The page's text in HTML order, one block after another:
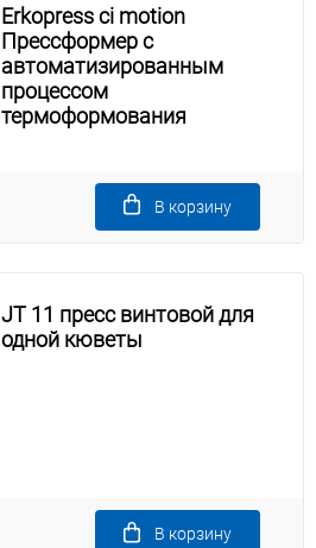
Erkopress ci motion
Прессформер с
автоматизированным
процессом
термоформования
В корзину
JT 11 пресс винтовой для
одной кюветы
В корзину